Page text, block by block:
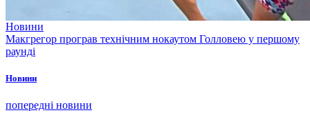
Новини
Макгрегор програв технічним нокаутом Голловею у першому
раунді
Новини
попередні новини